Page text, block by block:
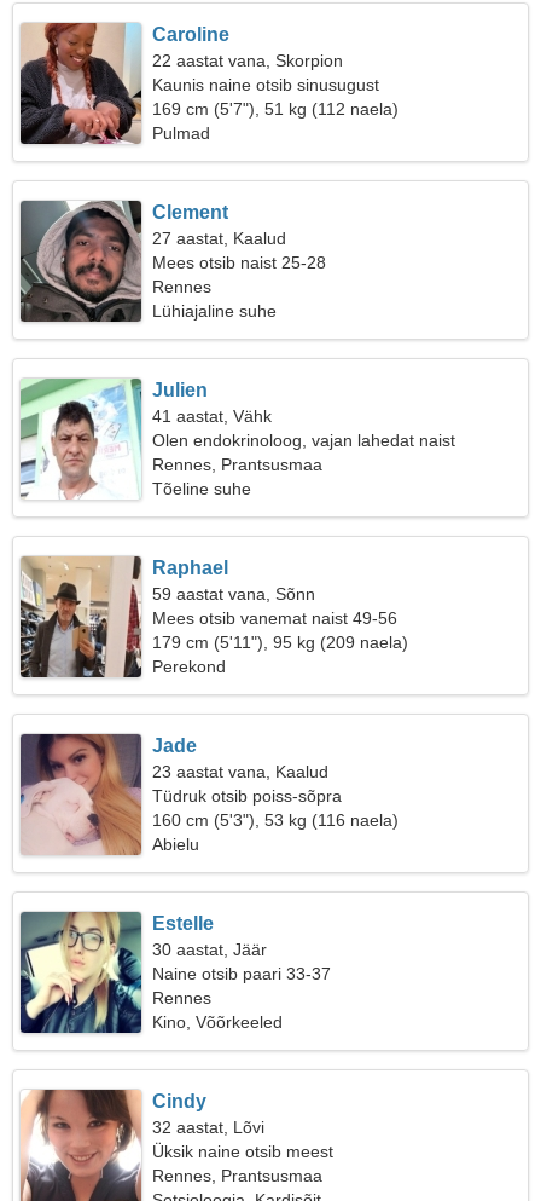
Caroline
22 aastat vana, Skorpion
Kaunis naine otsib sinusugust
169 cm (5'7"), 51 kg (112 naela)
Pulmad
Clement
27 aastat, Kaalud
Mees otsib naist 25-28
Rennes
Lühiajaline suhe
Julien
41 aastat, Vähk
Olen endokrinoloog, vajan lahedat naist
Rennes, Prantsusmaa
Tõeline suhe
Raphael
59 aastat vana, Sõnn
Mees otsib vanemat naist 49-56
179 cm (5'11"), 95 kg (209 naela)
Perekond
Jade
23 aastat vana, Kaalud
Tüdruk otsib poiss-sõpra
160 cm (5'3"), 53 kg (116 naela)
Abielu
Estelle
30 aastat, Jäär
Naine otsib paari 33-37
Rennes
Kino, Võõrkeeled
Cindy
32 aastat, Lõvi
Üksik naine otsib meest
Rennes, Prantsusmaa